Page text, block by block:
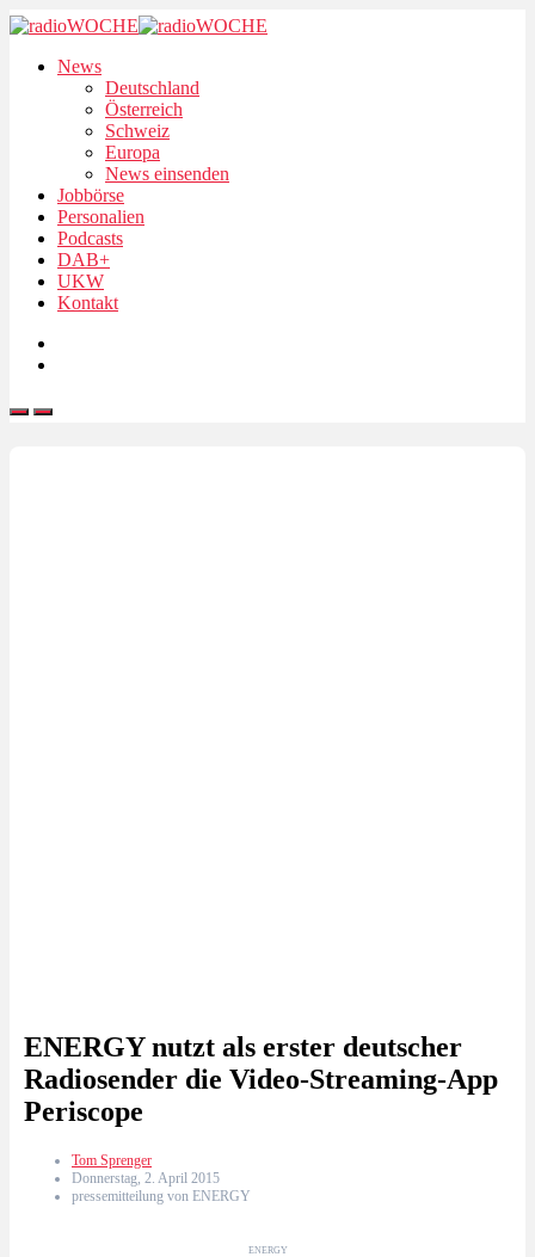
News
Deutschland
Österreich
Schweiz
Europa
News einsenden
Jobbörse
Personalien
Podcasts
DAB+
UKW
Kontakt
ENERGY nutzt als erster deutscher
Radiosender die Video-Streaming-App
Periscope
Tom Sprenger
Donnerstag, 2. April 2015
pressemitteilung von ENERGY
ENERGY